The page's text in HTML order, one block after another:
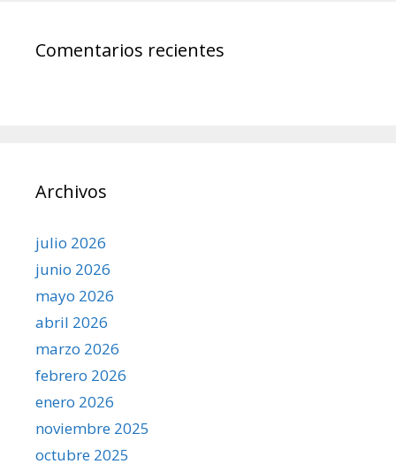
Comentarios recientes
Archivos
julio 2026
junio 2026
mayo 2026
abril 2026
marzo 2026
febrero 2026
enero 2026
noviembre 2025
octubre 2025